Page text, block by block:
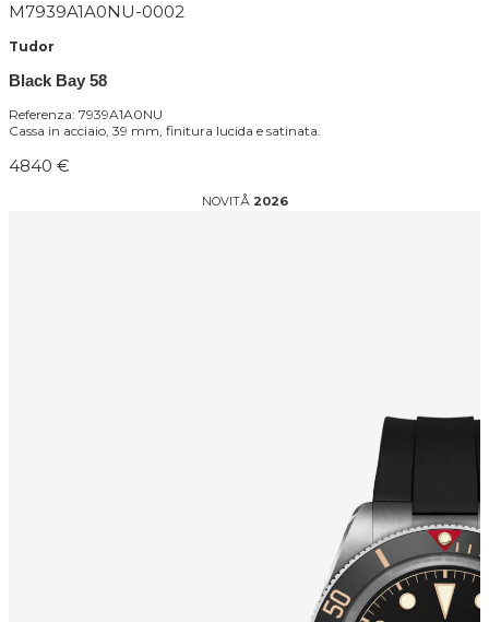
M7939A1A0NU-0002
Tudor
Black Bay 58
Referenza: 7939A1A0NU
Cassa in acciaio, 39 mm, finitura lucida e satinata.
4840 €
NOVITÅ 2026